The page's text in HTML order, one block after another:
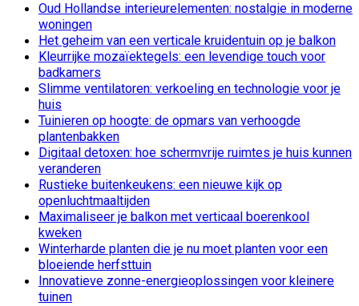
Oud Hollandse interieurelementen: nostalgie in moderne
woningen
Het geheim van een verticale kruidentuin op je balkon
Kleurrijke mozaïektegels: een levendige touch voor
badkamers
Slimme ventilatoren: verkoeling en technologie voor je
huis
Tuinieren op hoogte: de opmars van verhoogde
plantenbakken
Digitaal detoxen: hoe schermvrije ruimtes je huis kunnen
veranderen
Rustieke buitenkeukens: een nieuwe kijk op
openluchtmaaltijden
Maximaliseer je balkon met verticaal boerenkool
kweken
Winterharde planten die je nu moet planten voor een
bloeiende herfsttuin
Innovatieve zonne-energieoplossingen voor kleinere
tuinen